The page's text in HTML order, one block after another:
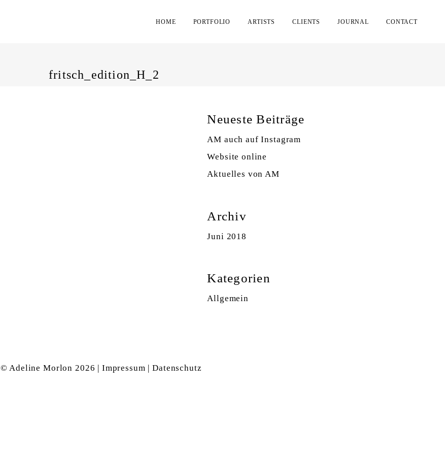
HOME PORTFOLIO ARTISTS CLIENTS JOURNAL CONTACT
fritsch_edition_H_2
Neueste Beiträge
AM auch auf Instagram
Website online
Aktuelles von AM
Archiv
Juni 2018
Kategorien
Allgemein
© Adeline Morlon 2026 | Impressum |Datenschutz